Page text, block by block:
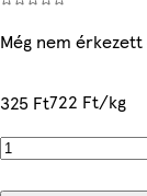
Még nem
325 Ft722 Ft/kg